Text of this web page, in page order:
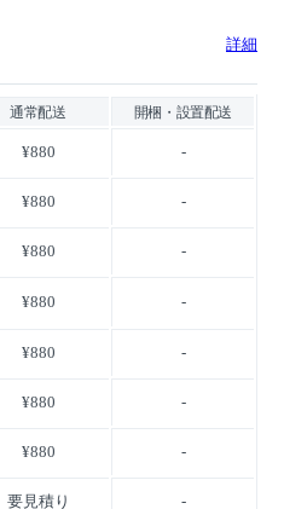
詳細
通常配送 開梱・設置配送
¥880 -
¥880 -
¥880 -
¥880 -
¥880 -
¥880 -
¥880 -
要見積り -